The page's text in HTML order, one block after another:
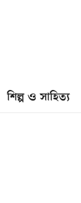
শিল্প ও সাহিত্য